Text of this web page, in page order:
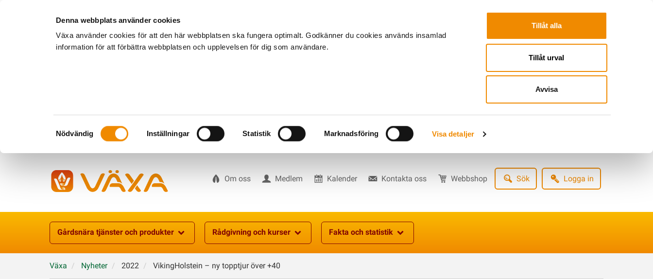
Denna webbplats använder cookies
Växa använder cookies för att den här webbplatsen ska fungera optimalt. Godkänner du cookies används insamlad
information för att förbättra webbplatsen och upplevelsen för dig som användare.
Samtyckesval
Nödvändig Inställningar Statistik Marknadsföring Visa detaljer
Tillåt alla
Tillåt urval
Avvisa
Om oss Medlem Kalender Kontakta oss Webbshop Sök Logga in
Gårdsnära tjänster och produkter
Rådgivning och kurser Fakta och statistik
Växa Nyheter 2022 VikingHolstein – ny topptjur över +40